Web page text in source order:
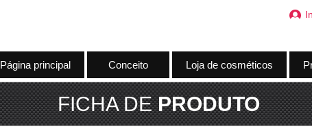
Página principal Conceito Loja de cosméticos
FICHA DEPRODUTO